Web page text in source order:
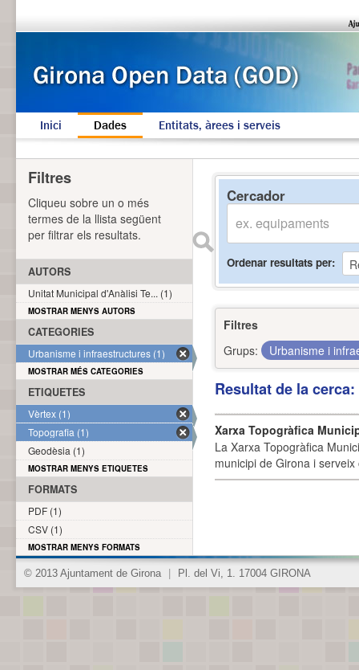
Inici Dades Entitats, àrees i serveis
Cercador
Ordenar resultats per
Filtres
Grups:
Urbanisme i
Resultat de la
Xarxa Topogràfica
La Xarxa Topogràfica
municipi de Girona i
Filtres
Cliqueu sobre un o més
termes de la llista següent
per filtrar els resultats.
AUTORS
Unitat Municipal d'Anàlisi Te... (1)
MOSTRAR MENYS AUTORS
CATEGORIES
Urbanisme i infraestructures (1)
MOSTRAR MÉS CATEGORIES
ETIQUETES
Vèrtex (1)
Topografia (1)
Geodèsia (1)
MOSTRAR MENYS ETIQUETES
FORMATS
PDF (1)
CSV (1)
MOSTRAR MENYS FORMATS
© 2013 Ajuntament de Girona Pl. del Vi, 1. 17004 GIRONA